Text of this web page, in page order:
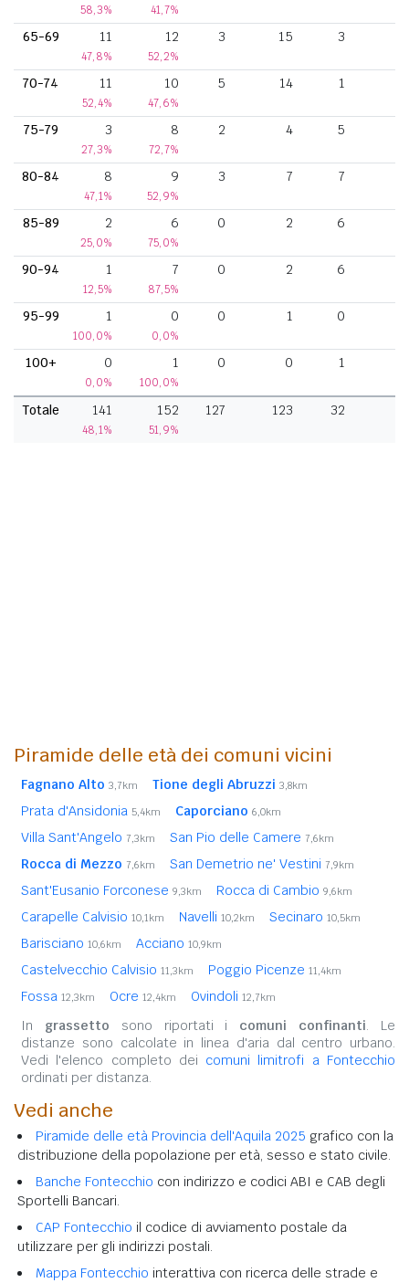
58,3% 41,7%
65-69 11
47,8%
12
52,2%
3 15 3
70-74 11
52,4%
10
47,6%
5 14 1
75-79 3
27,3%
8
72,7%
2 4 5
80-84 8
47,1%
9
52,9%
3 7 7
85-89 2
25,0%
6
75,0%
0 2 6
90-94 1
12,5%
7
87,5%
0 2 6
95-99 1
100,0%
0
0,0%
0 1 0
100+ 0
0,0%
1
100,0%
0 0 1
Totale 141
48,1%
152
51,9%
127 123 32
Piramide delle età dei comuni vicini
Fagnano Alto 3,7km Tione degli Abruzzi 3,8km
Prata d'Ansidonia 5,4km Caporciano 6,0km
Villa Sant'Angelo 7,3km San Pio delle Camere 7,6km
Rocca di Mezzo 7,6km San Demetrio ne' Vestini 7,9km
Sant'Eusanio Forconese 9,3km Rocca di Cambio 9,6km
Carapelle Calvisio 10,1km Navelli 10,2km Secinaro 10,5km
Barisciano 10,6km Acciano 10,9km
Castelvecchio Calvisio 11,3km Poggio Picenze 11,4km
Fossa 12,3km Ocre 12,4km Ovindoli 12,7km
In grassetto sono riportati i comuni confinanti. Le
distanze sono calcolate in linea d'aria dal centro urbano.
Vedi l'elenco completo dei comuni limitrofi a Fontecchio
ordinati per distanza.
Vedi anche
Piramide delle età Provincia dell'Aquila 2025 grafico con la
distribuzione della popolazione per età, sesso e stato civile.
Banche Fontecchio con indirizzo e codici ABI e CAB degli
Sportelli Bancari.
CAP Fontecchio il codice di avviamento postale da
utilizzare per gli indirizzi postali.
Mappa Fontecchio interattiva con ricerca delle strade e